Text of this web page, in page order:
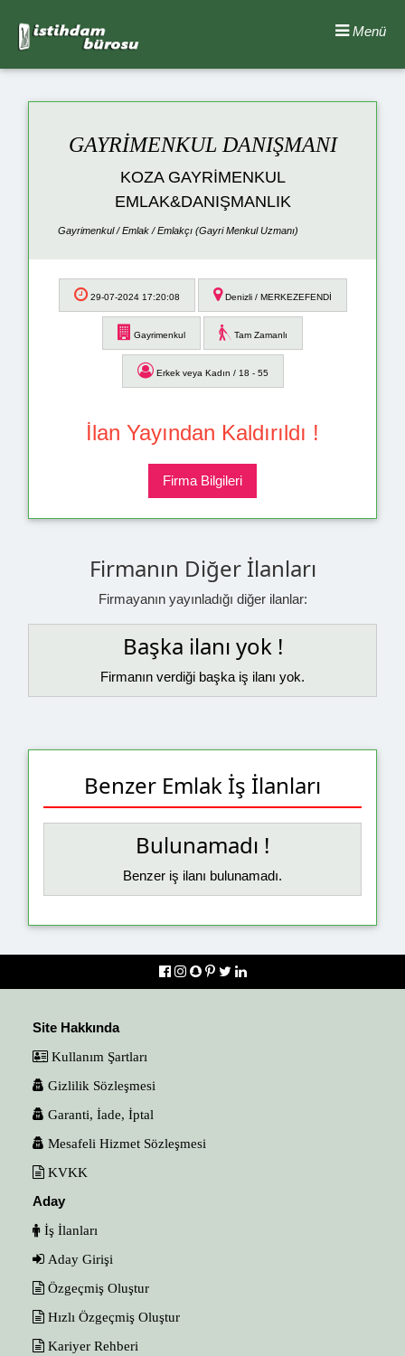
Menü
GAYRİMENKUL DANIŞMANI
KOZA GAYRİMENKUL
EMLAK&DANIŞMANLIK
Gayrimenkul / Emlak / Emlakçı (Gayri Menkul Uzmanı)
29-07-2024 17:20:08 Denizli / MERKEZEFENDİ
Gayrimenkul Tam Zamanlı
Erkek veya Kadın / 18 - 55
İlan Yayından Kaldırıldı !
Firma Bilgileri
Firmanın Diğer İlanları
Firmayanın yayınladığı diğer ilanlar:
Başka ilanı yok !
Firmanın verdiği başka iş ilanı yok.
Benzer Emlak İş İlanları
Bulunamadı !
Benzer iş ilanı bulunamadı.
Site Hakkında
Kullanım Şartları
Gizlilik Sözleşmesi
Garanti, İade, İptal
Mesafeli Hizmet Sözleşmesi
KVKK
Aday
İş İlanları
Aday Girişi
Özgeçmiş Oluştur
Hızlı Özgeçmiş Oluştur
Kariyer Rehberi